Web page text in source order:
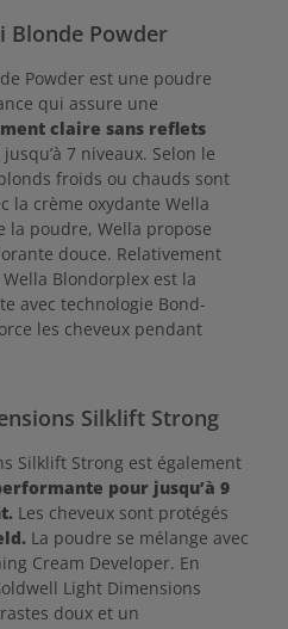
Blonde Powder
Powder est une poudre
qui assure une
claire sans reflets
7 niveaux. Selon le
froids ou chauds sont
la crème oxydante Wella
la poudre, Wella propose
douce. Relativement
Blondorplex est la
avec technologie Bond-
les cheveux pendant
Silklift Strong
Silklift Strong est également
pour jusqu’à 9
Les cheveux sont protégés
La poudre se mélange avec
Cream Developer. En
Light Dimensions
doux et un